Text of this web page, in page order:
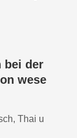
bei der
wese
Thai u